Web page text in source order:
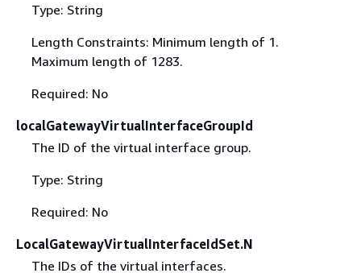
Type: String
Length Constraints: Minimum length of 1.
Maximum length of 1283.
Required: No
localGatewayVirtualInterfaceGroupId
The ID of the virtual interface group.
Type: String
Required: No
LocalGatewayVirtualInterfaceIdSet.N
The IDs of the virtual interfaces.